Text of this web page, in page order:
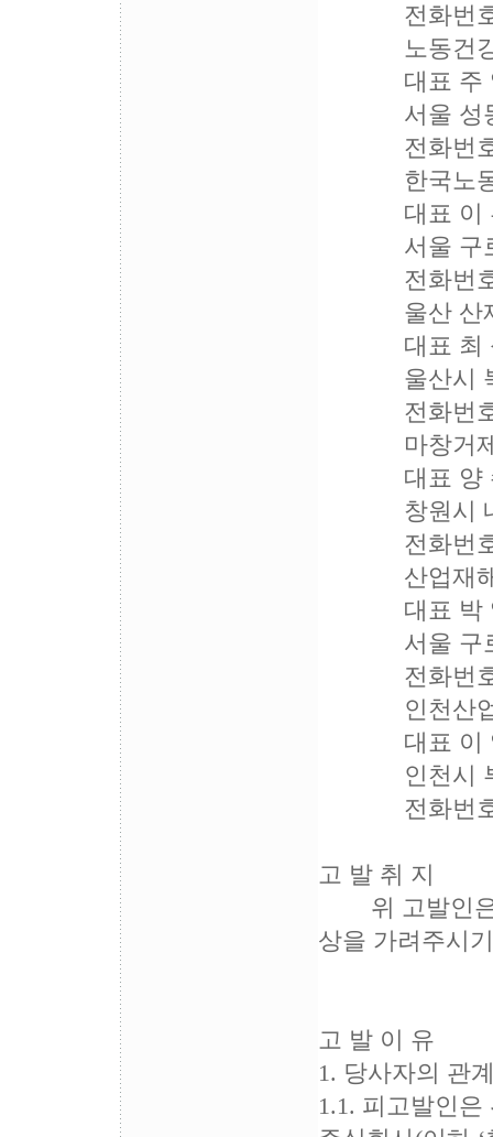
전화번호 :
노동건강
대표 주
서울 성동구
전화번호 :
한국노동
대표 이
서울 구로구
전화번호 :
울산 산재
대표 최
울산시 북구
전화번호 :
마창거제
대표 양
창원시 내
전화번호 :
산업재해
대표 박
서울 구로
전화번호 :
인천산업재
대표 이
인천시 부평
전화번호 :
고 발 취 지
위 고발인은
상을 가려주시
고 발 이 유
1. 당사자의 관
1.1. 피고발인